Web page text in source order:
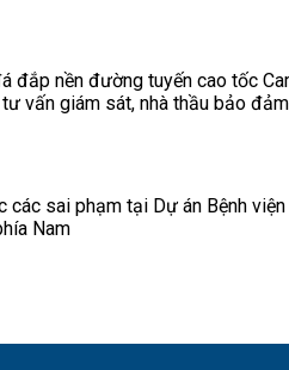
đắp nền đường tuyến cao tốc
vấn giám sát, nhà thầu bảo
các sai phạm tại Dự án Bệnh
Nam